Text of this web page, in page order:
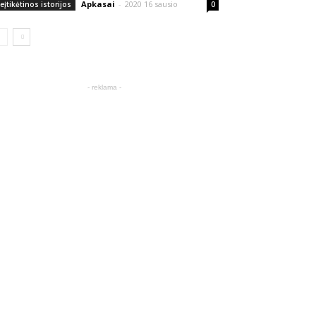
istorijos Apkasai - 2020 16 sausio 0
- reklama -